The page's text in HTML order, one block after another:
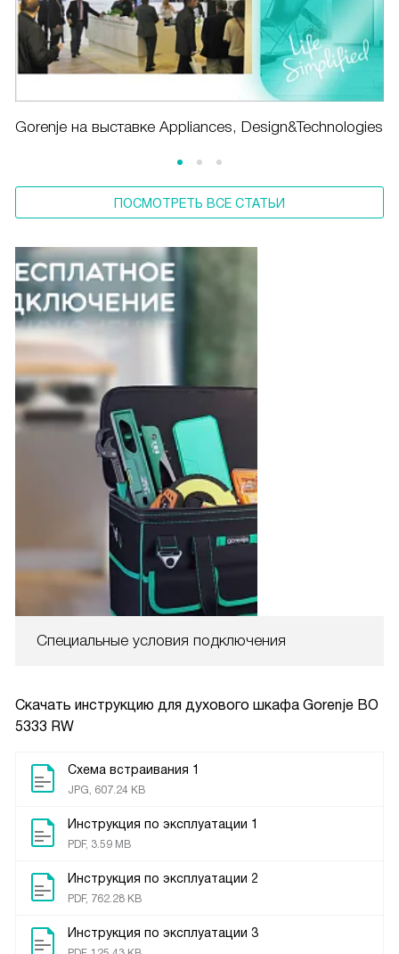
Специальные условия подключения
Скачать инструкцию для духового шкафа Gorenje BO
5333 RW
Схема встраивания 1
JPG, 607.24 KB
Инструкция по эксплуатации 1
PDF, 3.59 MB
Инструкция по эксплуатации 2
PDF, 762.28 KB
Инструкция по эксплуатации 3
Gorenje на выставке Appliances, Design&Technologies
ПОСМОТРЕТЬ ВСЕ СТАТЬИ